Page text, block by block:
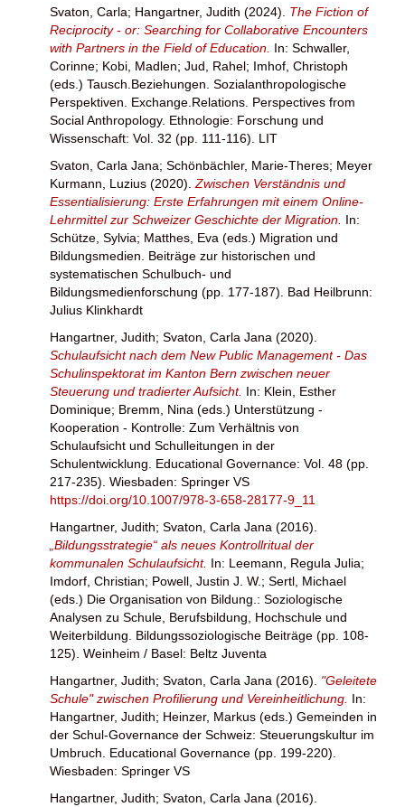
Svaton, Carla; Hangartner, Judith (2024). The Fiction of
Reciprocity - or: Searching for Collaborative Encounters
with Partners in the Field of Education. In: Schwaller,
Corinne; Kobi, Madlen; Jud, Rahel; Imhof, Christoph
(eds.) Tausch.Beziehungen. Sozialanthropologische
Perspektiven. Exchange.Relations. Perspectives from
Social Anthropology. Ethnologie: Forschung und
Wissenschaft: Vol. 32 (pp. 111-116). LIT
Svaton, Carla Jana; Schönbächler, Marie-Theres; Meyer
Kurmann, Luzius (2020). Zwischen Verständnis und
Essentialisierung: Erste Erfahrungen mit einem Online-
Lehrmittel zur Schweizer Geschichte der Migration. In:
Schütze, Sylvia; Matthes, Eva (eds.) Migration und
Bildungsmedien. Beiträge zur historischen und
systematischen Schulbuch- und
Bildungsmedienforschung (pp. 177-187). Bad Heilbrunn:
Julius Klinkhardt
Hangartner, Judith; Svaton, Carla Jana (2020).
Schulaufsicht nach dem New Public Management - Das
Schulinspektorat im Kanton Bern zwischen neuer
Steuerung und tradierter Aufsicht. In: Klein, Esther
Dominique; Bremm, Nina (eds.) Unterstützung -
Kooperation - Kontrolle: Zum Verhältnis von
Schulaufsicht und Schulleitungen in der
Schulentwicklung. Educational Governance: Vol. 48 (pp.
217-235). Wiesbaden: Springer VS
https://doi.org/10.1007/978-3-658-28177-9_11
Hangartner, Judith; Svaton, Carla Jana (2016).
„Bildungsstrategie“ als neues Kontrollritual der
kommunalen Schulaufsicht. In: Leemann, Regula Julia;
Imdorf, Christian; Powell, Justin J. W. ; Sertl, Michael
(eds.) Die Organisation von Bildung.: Soziologische
Analysen zu Schule, Berufsbildung, Hochschule und
Weiterbildung. Bildungssoziologische Beiträge (pp. 108-
125). Weinheim / Basel: Beltz Juventa
Hangartner, Judith; Svaton, Carla Jana (2016). "Geleitete
Schule" zwischen Profilierung und Vereinheitlichung. In:
Hangartner, Judith; Heinzer, Markus (eds.) Gemeinden in
der Schul-Governance der Schweiz: Steuerungskultur im
Umbruch. Educational Governance (pp. 199-220).
Wiesbaden: Springer VS
Hangartner, Judith; Svaton, Carla Jana (2016).